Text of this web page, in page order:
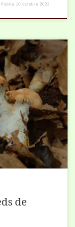
Publié 10 octobre 2022
pâte Filo 200 g.
Quelques […]
de